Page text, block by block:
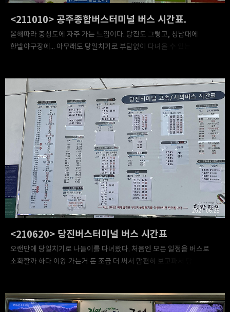
<211010> 공주종합버스터미널 버스 시간표.
올해따라 충청도에 자주 가는 느낌이다. 당진도 그렇고, 청남대에
한밭야구장에... 아무래도 당일치기로 부담없이 다녀올 수 있는 곳(+
많이 있었다. 그리고 경기도로 가는 버스도 많은 편. 아마 충청도의 다른
동네에서 경기도 각 도시에 갈 때면 공주 거쳐서 많이 갈 듯. 시간과
체력만 되면 버스로 여기저기 다녀볼텐데... 아무튼, 잡설은 여기까지.
시간표는 아래에 있다. 그리고 아래는 요금표. 참고로, 공산성은
터미널에서 걸어서 30분 거리(버스로도 15~20분인 게 함정...)이고,
무령왕릉도 시내버스로 가면 된다(걸어서는 45분...). 이용에
참고하시길!
<210620> 당진버스터미널 버스 시간표
2021.06.25
오랜만에 당일치기로 나들이를 다녀왔다. 처음엔 모든 일정을 버스로
소화할까 하다 이왕 가는거 돈 조금 더 써서 맘편히 보고파서 당진
세부적인 텍스트를 덧붙이긴 힘들 듯.... 아무쪼록, 시간표는 아래의